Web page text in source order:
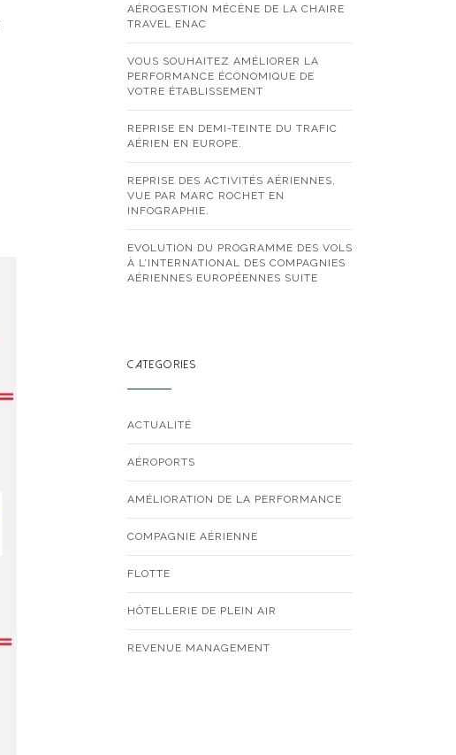
AÉROGESTION MÉCÈNE DE LA CHAIRE
TRAVEL ENAC
VOUS SOUHAITEZ AMÉLIORER LA
PERFORMANCE ÉCONOMIQUE DE
VOTRE ÉTABLISSEMENT
REPRISE EN DEMI-TEINTE DU TRAFIC
AÉRIEN EN EUROPE.
REPRISE DES ACTIVITÉS AÉRIENNES,
VUE PAR MARC ROCHET EN
INFOGRAPHIE.
EVOLUTION DU PROGRAMME DES VOLS
À L’INTERNATIONAL DES COMPAGNIES
AÉRIENNES EUROPÉENNES SUITE
CATEGORIES
ACTUALITÉ
AÉROPORTS
AMÉLIORATION DE LA PERFORMANCE
COMPAGNIE AÉRIENNE
FLOTTE
HÔTELLERIE DE PLEIN AIR
REVENUE MANAGEMENT